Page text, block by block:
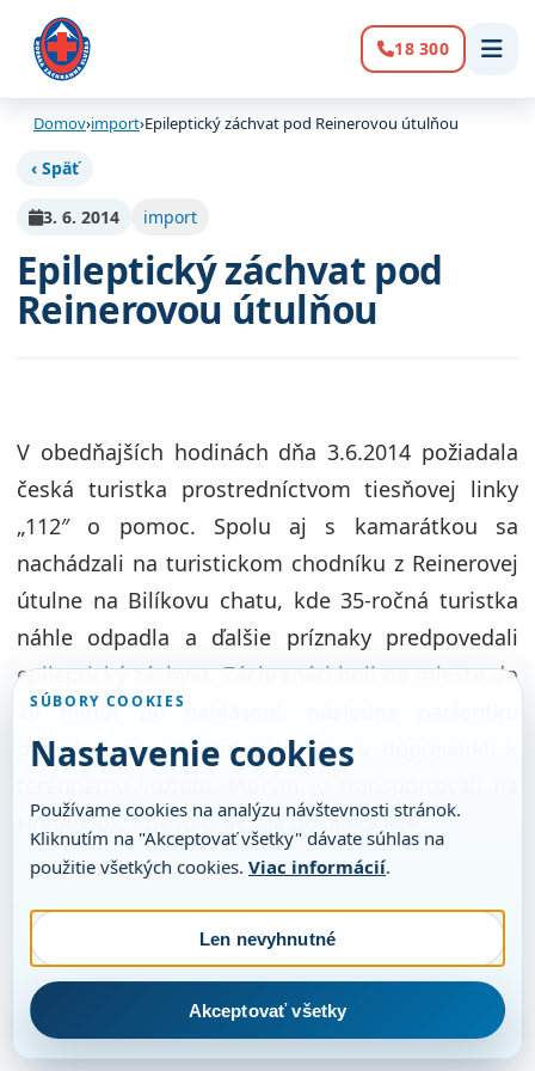
Volanie:
18 300
Domov›import›Epileptický záchvat pod Reinerovou útulňou
‹ Späť
3. 6. 2014 import
Epileptický záchvat pod
Reinerovou útulňou
V obedňajších hodinách dňa 3.6.2014 požiadala
česká turistka prostredníctvom tiesňovej linky
„112″ o pomoc. Spolu aj s kamarátkou sa
nachádzali na turistickom chodníku z Reinerovej
útulne na Bilíkovu chatu, kde 35-ročná turistka
náhle odpadla a ďalšie príznaky predpovedali
epileptický záchvat. Záchranári boli na mieste do
20 minút po nahlásení, následne pacientku
ošetrili a po odznení záchvatu ju doprevadili k
Hrebienok, kde ju prevzala posádka RLP.
SÚBORY COOKIES
Nastavenie cookies
Používame cookies na analýzu návštevnosti stránok.
Kliknutím na "Akceptovať všetky" dávate súhlas na
použitie všetkých cookies. Viac informácií.
Len nevyhnutné
Akceptovať všetky